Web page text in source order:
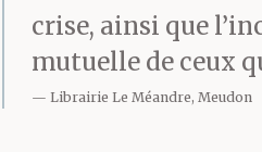
père a fait
relâché. T’étais
crise, ainsi que
mutuelle de ceux
Librairie Le Méandre, Meudon